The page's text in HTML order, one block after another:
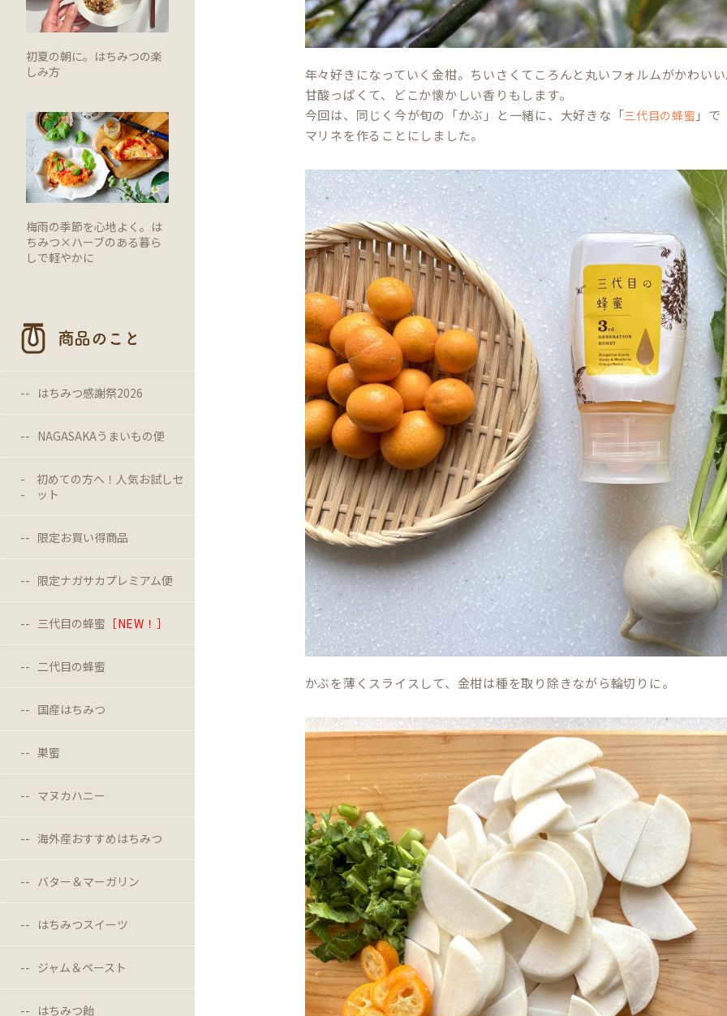
初夏の朝に。はちみつの楽
しみ方
梅雨の季節を心地よく。は
ちみつ×ハーブのある暮ら
しで軽やかに
商品のこと
はちみつ感謝祭2026
NAGASAKAうまいもの便
初めての方へ！人気お試しセ
ット
限定お買い得商品
限定ナガサカプレミアム便
三代目の蜂蜜 ［NEW！］
二代目の蜂蜜
国産はちみつ
巣蜜
マヌカハニー
海外産おすすめはちみつ
バター＆マーガリン
はちみつスイーツ
ジャム＆ペースト
はちみつ飴
年々好きになっていく金柑。ちいさくてころんと丸いフォルムがかわい
甘酸っぱくて、どこか懐かしい香りもします。
今回は、同じく今が旬の「かぶ」と一緒に、大好きな「三代目の蜂蜜 」で
マリネを作ることにしました。
かぶを薄くスライスして、金柑は種を取り除きながら輪切りに。